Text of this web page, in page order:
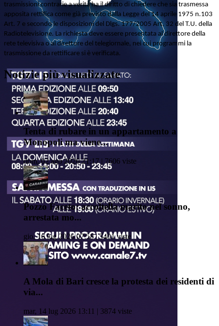
trasmissioni contrarie a verità ha il diritto di chiedere che sia trasmessa
apposita rettifica come già previsto dalla Legge del 14 aprile 1975 n.103
Art. 7 e secondo le disposizioni del Dlgs. 177/2005 Art. 32 del T.U. della
Radiotelevisione. La richiesta deve essere presentata al direttore della
rete televisiva o al direttore del telegiornale, nei cui programmi la
trasmissione da rettificare si è verificata.
Notizie più visualizzate
Tenta di rubare in un appartamento a
Monopoli ma viene...
dom, 02 ago 2026 21:17 | 7606 viste
Pozzo Faceto: accoltella marito nel sonno,
arrestata mo...
gio, 16 lug 2026 07:58 | 5401 viste
A Mola di Bari cresce la protesta dei residenti di
via...
mar, 14 lug 2026 13:11 | 3874 viste